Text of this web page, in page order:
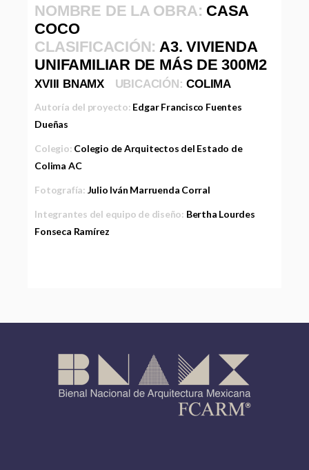
NOMBRE DE LA OBRA: CASA
COCO
CLASIFICACIÓN: A3. VIVIENDA
UNIFAMILIAR DE MÁS DE 300M2
XVIII BNAMX UBICACIÓN:COLIMA
Autoría del proyecto: Edgar Francisco Fuentes
Dueñas
Colegio: Colegio de Arquitectos del Estado de
Colima AC
Fotografía: Julio Iván Marruenda Corral
Integrantes del equipo de diseño: Bertha Lourdes
Fonseca Ramírez